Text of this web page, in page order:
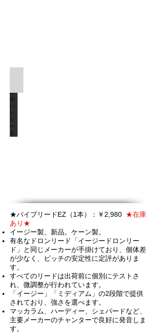
★パイプリードEZ（1本）：￥2,980 ★在庫
あり★
イージー製、新品。ケーン製。
有名なドロンリード「イージードロンリー
ド」と同じメーカーが手掛けており、個体差
が少なく、ピッチの安定性に定評がありま
す。
すべてのリードは出荷前に個別にテストさ
れ、微調整が行われています。
「イージー」「ミディアム」の2段階で提供
されており、強さを選べます。
マッカラム、ハーディー、シェパードなど、
主要メーカーのチャンターで良好に発音しま
す。